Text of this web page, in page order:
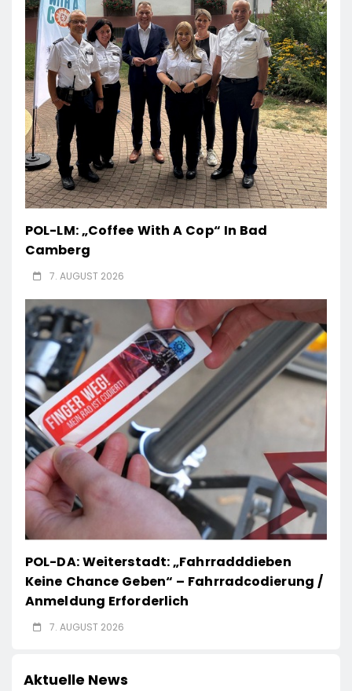
POL-LM: „Coffee With A Cop“ In Bad
Camberg
7. AUGUST 2026
POL-DA: Weiterstadt: „Fahrradddieben
Keine Chance Geben“ – Fahrradcodierung /
Anmeldung Erforderlich
7. AUGUST 2026
Aktuelle News